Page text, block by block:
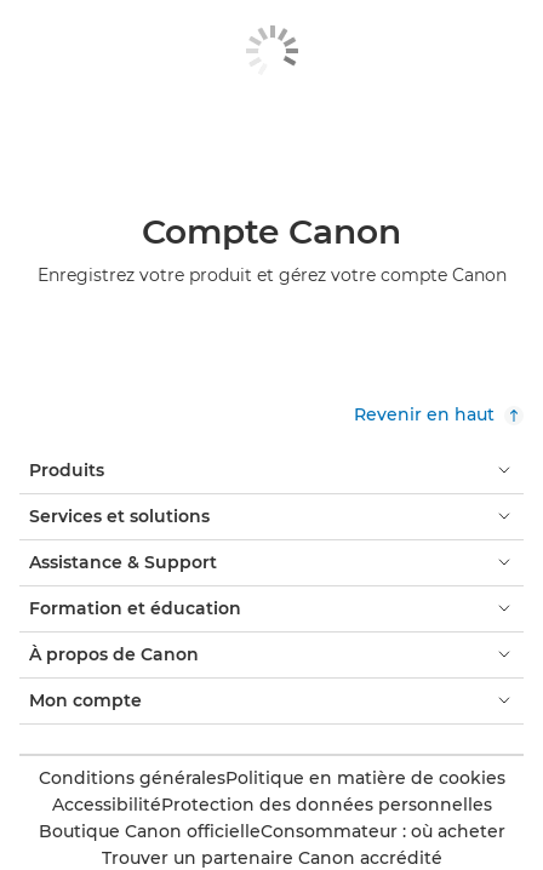
Compte Canon
Enregistrez votre produit et gérez votre compte Canon
Revenir en haut
Produits
Services et solutions
Assistance & Support
Formation et éducation
À propos de Canon
Mon compte
Conditions généralesPolitique en matière de cookies
AccessibilitéProtection des données personnelles
Boutique Canon officielleConsommateur : où acheter
Trouver un partenaire Canon accrédité